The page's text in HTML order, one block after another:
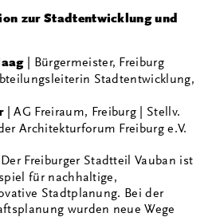
zur Stadtentwicklung und
| Bürgermeister, Freiburg
Stadtentwicklung,
| AG Freiraum, Freiburg | Stellv.
Architekturforum Freiburg e.V.
Der Freiburger Stadtteil Vauban ist
für nachhaltige,
Stadtplanung. Bei der
wurden neue Wege